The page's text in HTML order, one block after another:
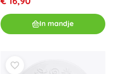
In mandje